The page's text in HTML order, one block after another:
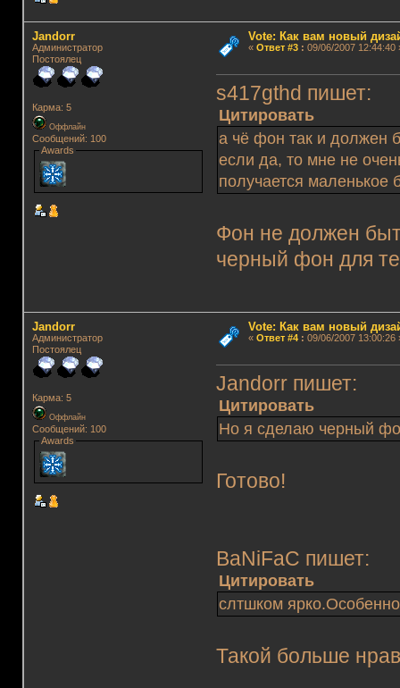
Jandorr
Администратор
Постоялец
Карма: 5
Оффлайн
Сообщений: 100
Awards
Vote: Как вам новый
« Ответ #3: 09/06/2007 12:44:40
s417gthd пишет:
Цитировать
а чё фон так и должен
если да, то мне не
получается маленькое
Фон не должен
черный фон для
Jandorr
Администратор
Постоялец
Карма: 5
Оффлайн
Сообщений: 100
Awards
Vote: Как вам новый
« Ответ #4: 09/06/2007 13:00:26
Jandorr пишет:
Цитировать
Но я сделаю черный
Готово!
BaNiFaC пишет:
Цитировать
слтшком
Такой больше